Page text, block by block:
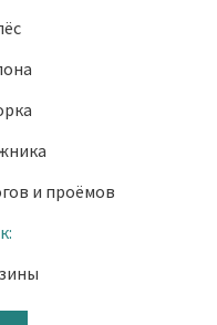
и проёмов